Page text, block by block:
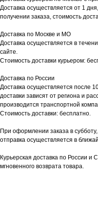
Доставка осуществляется от 1
получении заказа, стоимость
Доставка по Москве и МО
Доставка осуществляется в
сайте.
Стоимость доставки курьером:
Доставка по России
Доставка осуществляется после
доставки зависят от региона и
производится транспортной
Стоимость доставки: бесплатно.
При оформлении заказа в
отправка осуществляется в
Курьерская доставка по России
мгновенного возврата товара.